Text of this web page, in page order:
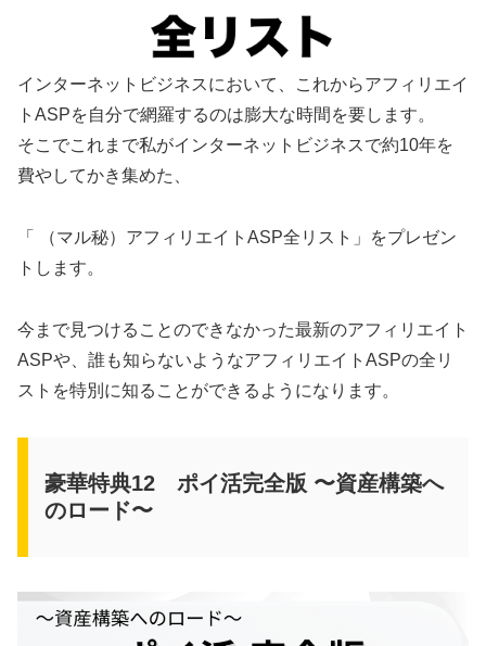
インターネットビジネスにおいて、これからアフィリエイ
トASPを自分で網羅するのは膨大な時間を要します。
そこでこれまで私がインターネットビジネスで約10年を
費やしてかき集めた、
「 （マル秘）アフィリエイトASP全リスト」をプレゼン
トします。
今まで見つけることのできなかった最新のアフィリエイト
ASPや、誰も知らないようなアフィリエイトASPの全リ
ストを特別に知ることができるようになります。
豪華特典12 ポイ活完全版 〜資産構築へ
のロード〜